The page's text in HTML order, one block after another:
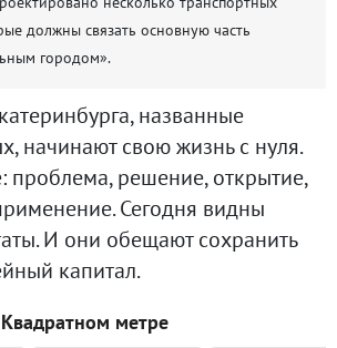
должны связать основную часть
городом».
названные
начинают свою жизнь с нуля.
проблема, решение, открытие,
Сегодня видны
И они обещают сохранить
капитал.
метре